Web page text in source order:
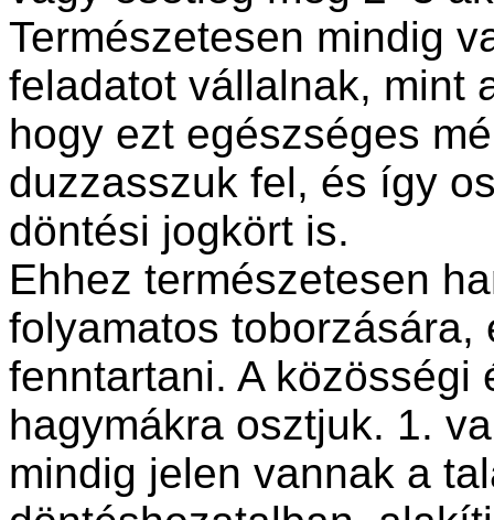
Természetesen mindig
feladatot vállalnak, mint
hogy ezt egészséges
duzzasszuk fel, és így
döntési jogkört is.
Ehhez természetesen
folyamatos
fenntartani. A közösségi
hagymákra osztjuk. 1.
mindig jelen vannak a